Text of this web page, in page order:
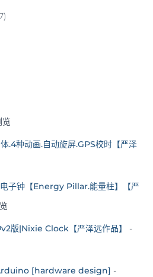
览
.4种动画.自动旋屏.GPS校时【严泽
子钟【Energy Pillar.能量柱】【严
版|Nixie Clock【严泽远作品】
-
[hardware design] -